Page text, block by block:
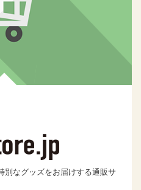
別なグッズをお届けする通販サ